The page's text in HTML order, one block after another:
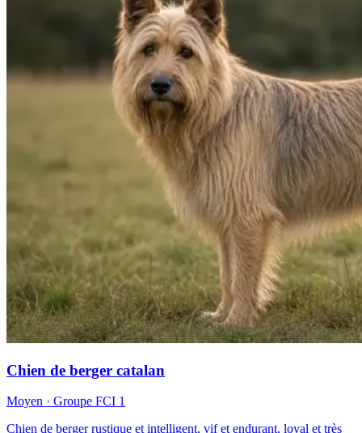
Chien de berger catalan
Moyen · Groupe FCI 1
Chien de berger rustique et intelligent, vif et endurant, loyal et très